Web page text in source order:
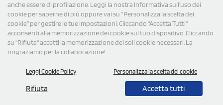
anche essere di profilazione. Leggi la nostra Informativa sull’uso dei
cookie per saperne di più oppure vai su “Personalizza la scelta dei
cookie” per gestire le tue impostazioni. Cliccando "Accetta Tutti"
acconsenti alla memorizzazione dei cookie sul tuo dispositivo. Cliccando
su "Rifiuta" accetti la memorizzazione dei soli cookie necessari. La
ringraziamo per la collaborazione!
Leggi Cookie Policy Personalizza la scelta dei cookie
Rifiuta Accetta tutti
0,00
P.Iva/C.F. 09734470967 - N° Rea MI-2110632